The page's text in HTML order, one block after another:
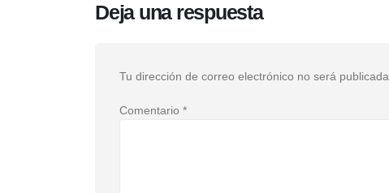
Deja una respuesta
Tu dirección de correo electrónico no será publicada.
Comentario *